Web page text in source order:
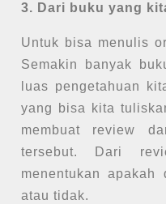
3. Dari buku yang
Untuk bisa menulis
Semakin banyak
luas pengetahuan
yang bisa kita
membuat review
tersebut. Dari
menentukan
atau tidak.